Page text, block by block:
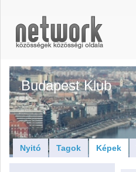
Budapest Klub
Nyitó Tagok Képek